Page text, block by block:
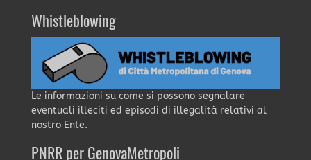
Whistleblowing
Le informazioni su come si possono segnalare
eventuali illeciti ed episodi di illegalità relativi al
nostro Ente.
PNRR per GenovaMetropoli